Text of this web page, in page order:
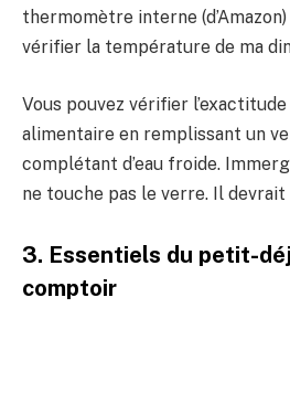
thermomètre interne
vérifier la température de ma
Vous pouvez vérifier
alimentaire en remplissant un
complétant d’eau froide.
ne touche pas le verre. Il devrait
3. Essentiels du petit-
comptoir